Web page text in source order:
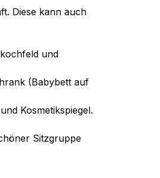
Diese kann auch
und
(Babybett auf
Kosmetikspiegel.
Sitzgruppe